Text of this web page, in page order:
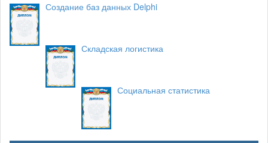
Создание баз данных Delphi
Складская логистика
Социальная статистика